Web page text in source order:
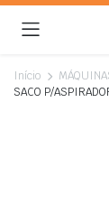
Início
SACO P/